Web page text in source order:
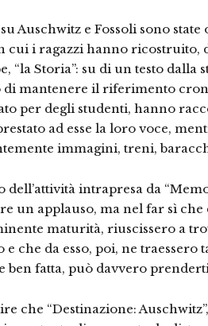
Auschwitz e Fossoli sono
cui i ragazzi hanno ricostruito,
“la Storia”: su di un testo dalla
di mantenere il riferimento
per degli studenti, hanno
ad esse la loro voce,
immagini, treni,
dell’attività intrapresa da
un applauso, ma nel far sì che
maturità, riuscissero a
e che da esso, poi, ne
ben fatta, può davvero
che “Destinazione: